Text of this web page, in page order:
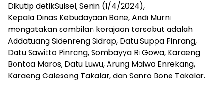
Dikutip detikSulsel, Senin (1/4/2024),
Kepala Dinas Kebudayaan Bone, Andi Murni
mengatakan sembilan kerajaan tersebut adalah
Addatuang Sidenreng Sidrap, Datu Suppa Pinrang,
Datu Sawitto Pinrang, Sombayya Ri Gowa, Karaeng
Bontoa Maros, Datu Luwu, Arung Maiwa Enrekang,
Karaeng Galesong Takalar, dan Sanro Bone Takalar.